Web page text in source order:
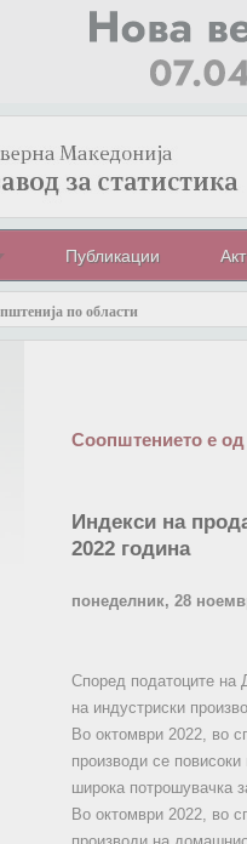
Публикации
по области
Соопштението е од
Индекси на
2022 година
понеделник, 28
Според податоците на
на индустриски
Во октомври 2022, во
производи се
широка потрошувачка
Во октомври 2022, во